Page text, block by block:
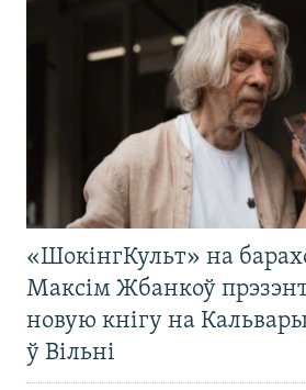
«ШокінгКульт» на
Максім Жбанкоў
новую кнігу на
ў Вільні